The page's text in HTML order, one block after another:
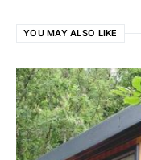
YOU MAY ALSO LIKE